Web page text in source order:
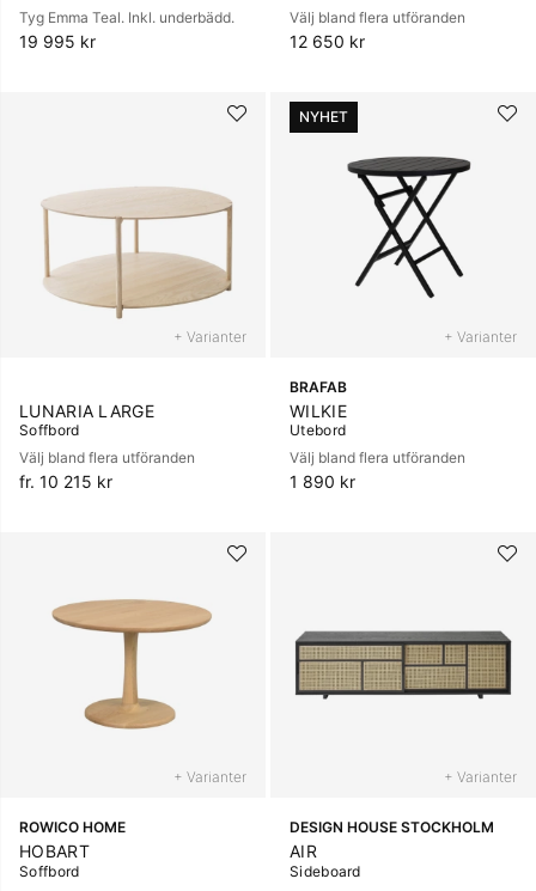
Tyg Emma Teal. Inkl. underbädd.
19 995 kr
Välj bland flera utföranden
12 650 kr
+ Varianter
LUNARIA LARGE
Soffbord
Välj bland flera utföranden
fr. 10 215 kr
NYHET
+ Varianter
BRAFAB
WILKIE
Utebord
Välj bland flera utföranden
1 890 kr
+ Varianter
ROWICO HOME
HOBART
Soffbord
+ Varianter
DESIGN HOUSE STOCKHOLM
AIR
Sideboard